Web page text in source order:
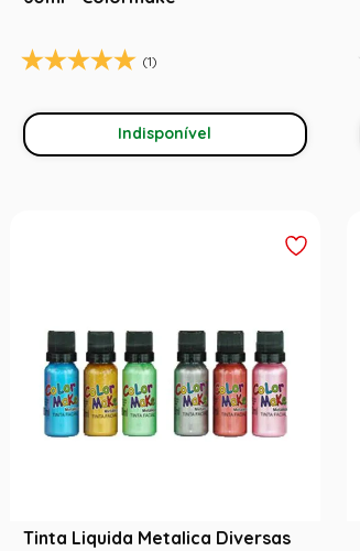
(1)
Indisponível
Tinta Liquida Metalica Diversas